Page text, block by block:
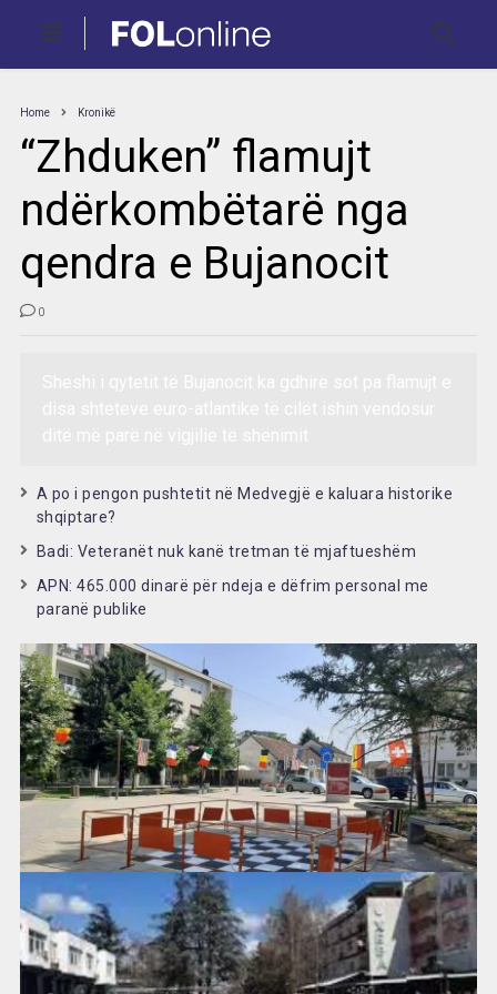
Home Kronikë
“Zhduken” flamujt
ndërkombëtarë nga
qendra e Bujanocit
0
A po i pengon pushtetit në Medvegjë e kaluara historike
shqiptare?
Badi: Veteranët nuk kanë tretman të mjaftueshëm
APN: 465.000 dinarë për ndeja e dëfrim personal me
paranë publike